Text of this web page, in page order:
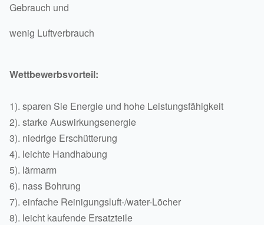
Gebrauch und
wenig Luftverbrauch
Wettbewerbsvorteil:
1). sparen Sie Energie und hohe Leistungsfähigkeit
2). starke Auswirkungsenergie
3). niedrige Erschütterung
4). leichte Handhabung
5). lärmarm
6). nass Bohrung
7). einfache Reinigungsluft-/water-Löcher
8). leicht kaufende Ersatzteile